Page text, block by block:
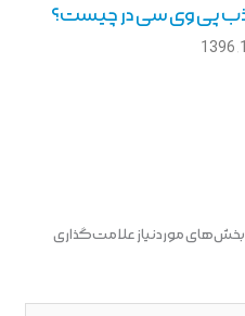
پی وی سی در چیست؟
بخش‌های موردنیاز علامت‌گذاری